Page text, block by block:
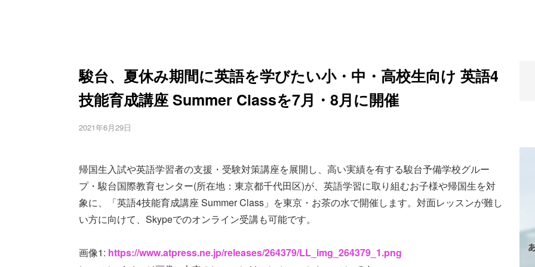
駿台、夏休み期間に英語を学びたい小・中・高校生向け 英語4
技能育成講座 Summer Classを7月・8月に開催
2021年6月29日
帰国生入試や英語学習者の支援・受験対策講座を展開し、高い実績を有する駿台予備学校グルー
プ・駿台国際教育センター(所在地：東京都千代田区)が、英語学習に取り組むお子様や帰国生を対
象に、「英語4技能育成講座 Summer Class」を東京・お茶の水で開催します。対面レッスンが難し
い方に向けて、Skypeでのオンライン受講も可能です。
画像1: https://www.atpress.ne.jp/releases/264379/LL_img_264379_1.png